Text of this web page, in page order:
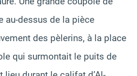
au-dessus de la pièce
des pèlerins, à la place
qui surmontait le puits de